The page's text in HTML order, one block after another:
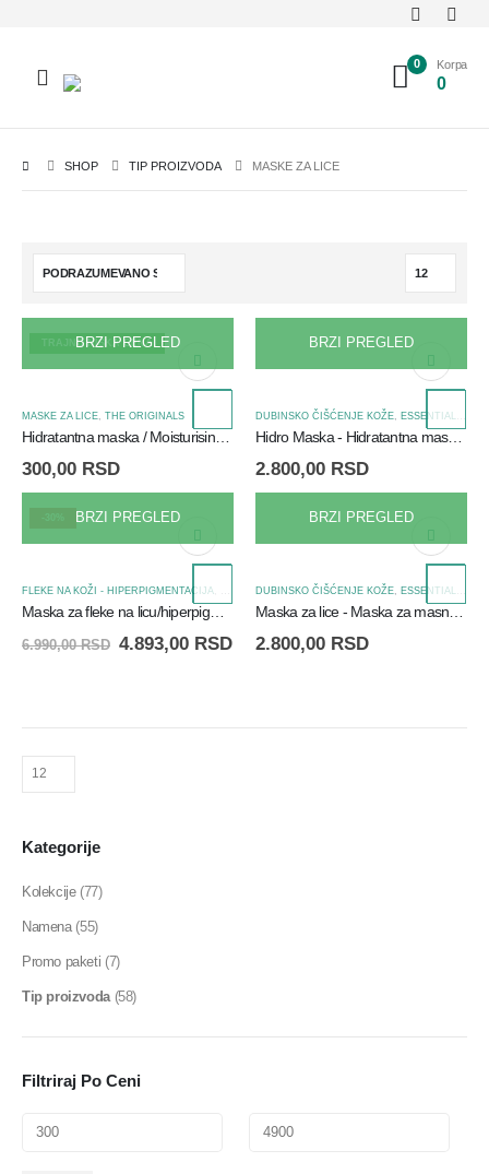
0 Korpa
0
SHOP TIP PROIZVODA MASKE ZA LICE
TRAJNO NISKA CENA
BRZI PREGLED
MASKE ZA LICE, THE ORIGINALS
Hidratantna maska / Moisturising Mask
300,00 RSD
BRZI PREGLED
DUBINSKO ČIŠĆENJE KOŽE, ESSENTIALS
Hidro Maska - Hidratantna maska za suvu i normalnu kožu - 75ml
2.800,00 RSD
BRZI PREGLED
FLEKE NA KOŽI - HIPERPIGMENTACIJA MASKE ZA LICE,PIGMENT ZERO
Maska za fleke na licu/hiperpigmentaciju - DSP Mask
6.990,00RSD 4.893,00 RSD
BRZI PREGLED
DUBINSKO ČIŠĆENJE KOŽE, ESSENTIALS
2.800,00 RSD
Kategorije
Kolekcije (77)
Namena (55)
Promo paketi (7)
Tip proizvoda (58)
Filtriraj Po Ceni